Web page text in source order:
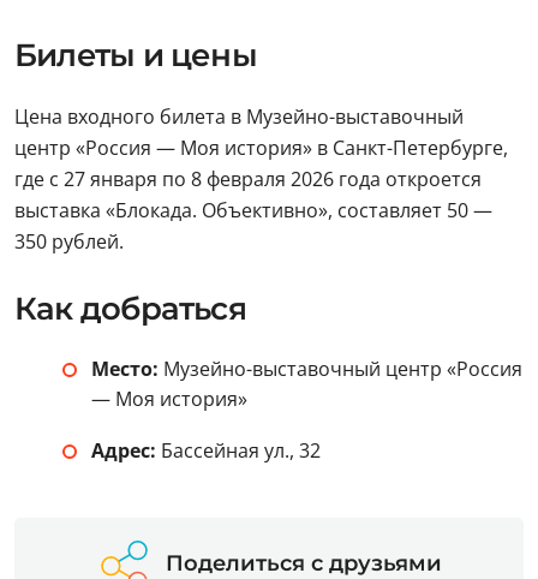
Билеты и цены
Цена входного билета в Музейно-выставочный
центр «Россия — Моя история» в Санкт-Петербурге,
где с 27 января по 8 февраля 2026 года откроется
выставка «Блокада. Объективно», составляет 50 —
350 рублей.
Как добраться
Место: Музейно-выставочный центр «Россия
— Моя история»
Адрес: Бассейная ул., 32
Поделиться с друзьями